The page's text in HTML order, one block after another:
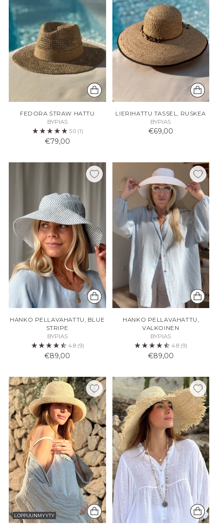
FEDORA STRAW HATTU
BYPIAS
5.0 (1)
€79,00
LIERIHATTU TASSEL, RUSKEA
BYPIAS
€69,00
HANKO PELLAVAHATTU, BLUE
STRIPE
BYPIAS
4.8 (9)
€89,00
HANKO PELLAVAHATTU,
VALKOINEN
BYPIAS
4.8 (9)
€89,00
LOPPUUNMYYTY